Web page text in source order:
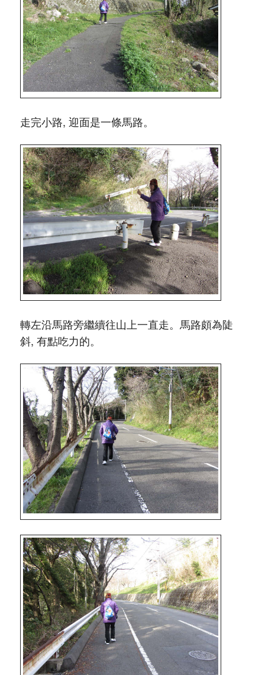
走完小路, 迎面是一條馬路。
轉左沿馬路旁繼續往山上一直走。馬路頗為陡
斜, 有點吃力的。